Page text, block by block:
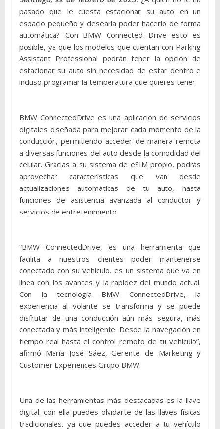
pasado que le cuesta estacionar su auto en un
espacio pequeño y desearía poder hacerlo de forma
automática? Con BMW Connected Drive esto es
posible, ya que los modelos que cuentan con Parking
Assistant Professional podrán tener la opción de
estacionar su auto sin necesidad de estar dentro e
incluso programar la temperatura que quieres tener.
BMW ConnectedDrive es una aplicación de servicios
digitales diseñada para mejorar cada momento de la
conducción, permitiendo acceder de manera remota
a diversas funciones del auto desde la comodidad del
celular. Gracias a su sistema de eSIM propio, podrás
aprovechar características que van desde
actualizaciones automáticas de tu auto, hasta
funciones de asistencia avanzada al conductor y
servicios de entretenimiento.
“BMW ConnectedDrive, es una herramienta que
facilita a nuestros clientes poder mantenerse
conectado con su vehículo, es un sistema que va en
línea con los avances y la rapidez del mundo actual.
Con la tecnología BMW ConnectedDrive, la
experiencia al volante se transforma y se puede
disfrutar de una conducción aún más segura, más
conectada y más inteligente. Desde la navegación en
tiempo real hasta el control remoto de tu vehículo”,
afirmó María José Sáez, Gerente de Marketing y
Customer Experiences Grupo BMW.
Una de las herramientas más destacadas es la llave
digital: con ella puedes olvidarte de las llaves físicas
tradicionales. ya que puedes acceder a tu vehículo